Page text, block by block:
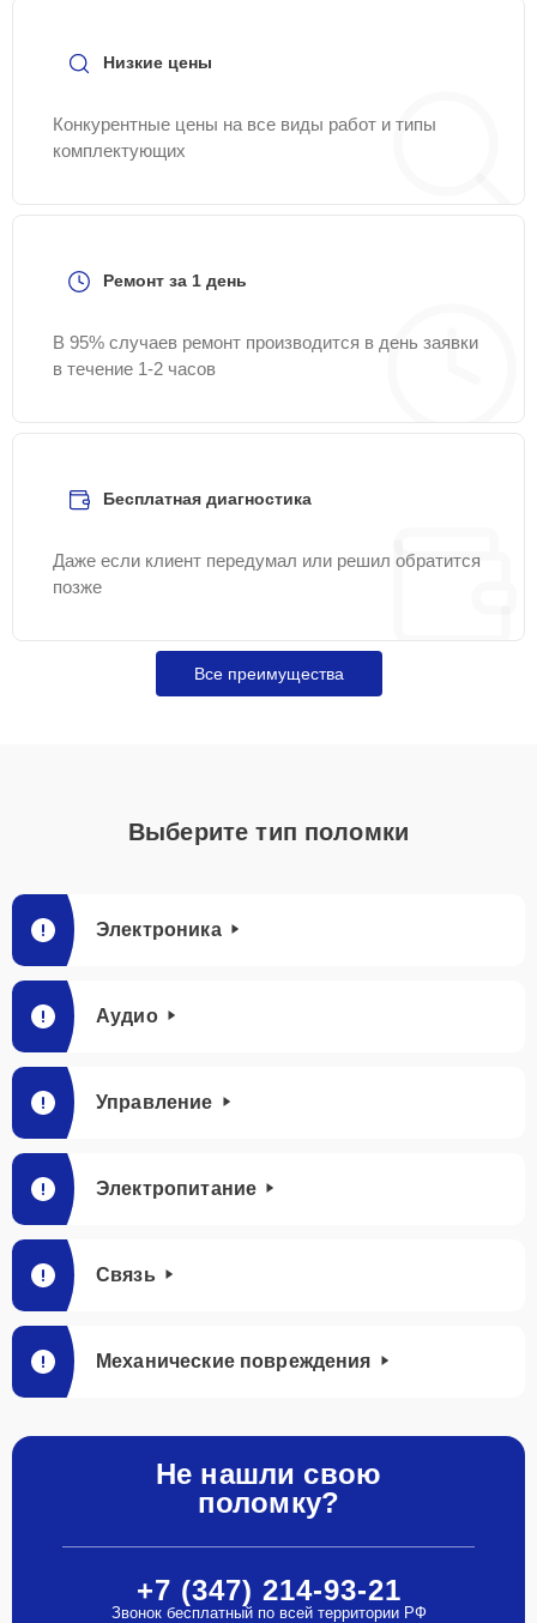
Низкие цены
Конкурентные цены на все виды работ и типы
комплектующих
Ремонт за 1 день
В 95% случаев ремонт производится в день заявки
в течение 1-2 часов
Бесплатная диагностика
Даже если клиент передумал или решил обратится
позже
Все преимущества
Выберите тип поломки
Электроника
Аудио
Управление
Электропитание
Связь
Механические повреждения
Не нашли свою
поломку?
+7 (347) 214-93-21
Звонок бесплатный по всей территории РФ